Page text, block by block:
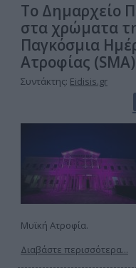
Το Δημαρχείο
στα χρώματα
Παγκόσμια
Ατροφίας (SMA)
Συντάκτης: Eidisis.gr
Μυϊκή Ατροφία.
Διαβάστε περισσότερα...